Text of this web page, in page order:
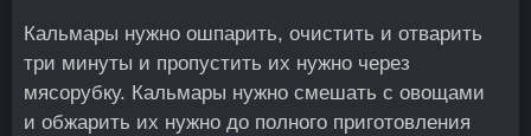
Кальмары нужно ошпарить, очистить и отварить
три минуты и пропустить их нужно через
мясорубку. Кальмары нужно смешать с овощами
и обжарить их нужно до полного приготовления